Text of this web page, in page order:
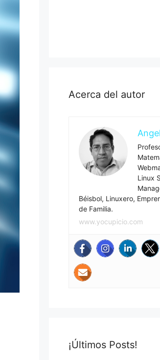
Acerca del autor
Linux
Béisbol, Linuxero,
de Familia.
www.yocupicio.com
¡Últimos Posts!